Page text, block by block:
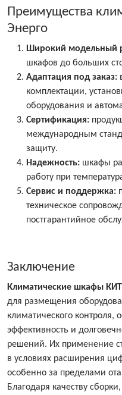
Преимущества
Энерго
Широкий модельный
шкафов до больших
Адаптация под заказ:
комплектации,
оборудования и
Сертификация:
международным
защиту.
Надежность: шкафы
работу при
Сервис и поддержка:
техническое
постгарантийное
Заключение
Климатические шкафы
для размещения
климатического контроля,
эффективность и
решений. Их применение
в условиях расширения
особенно за пределами
Благодаря качеству